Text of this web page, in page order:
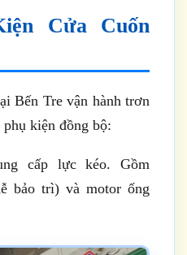
Cửa Cuốn
Bến Tre vận hành trơn
kiện đồng bộ:
cấp lực kéo. Gồm
bảo trì) và motor ống